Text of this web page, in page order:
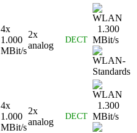
4x
1.000
MBit/s
2x
analog
DECT
1.300
MBit/s
4x
1.000
MBit/s
2x
analog
DECT
1.300
MBit/s